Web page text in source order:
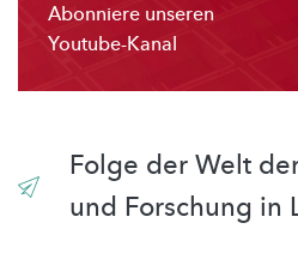
Abonniere unseren
Youtube-Kanal
Folge der Welt
und Forschung in